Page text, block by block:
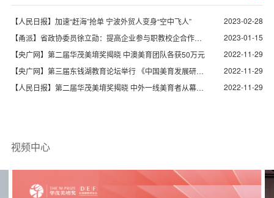
2023-02-28
【人民日报】加速“赶海”抢单 宁波外贸人变身“空中飞人”
2023-01-15
【甬派】省政协委员徐立勋：提高企业参与职教校企合作的
积极性
2022-11-29
【央广网】第二届华茂美堉奖揭晓 中澳美育团队各获50万元
2022-11-29
【央广网】第三届东钱湖教育论坛举行 《中国美育发展研究
报告》发布
2022-11-29
【人民日报】第二届华茂美堉奖揭晓 中外一线美育者从幕后
视频中心